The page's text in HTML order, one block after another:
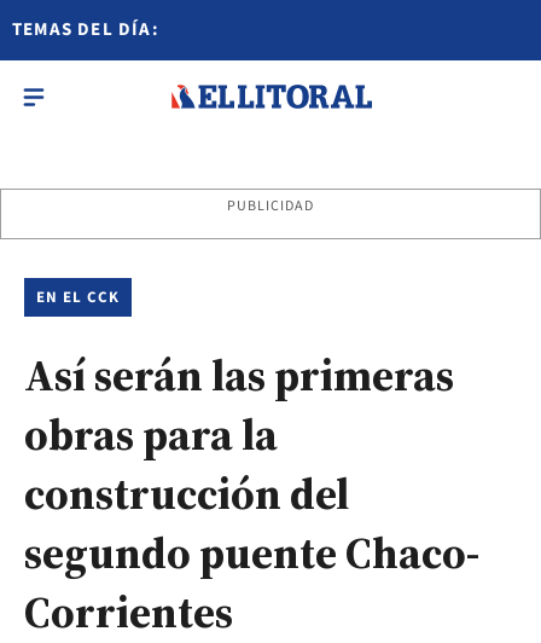
TEMAS DEL DÍA:
PUBLICIDAD
EN EL CCK
Así serán las primeras
obras para la
construcción del
segundo puente Chaco-
Corrientes